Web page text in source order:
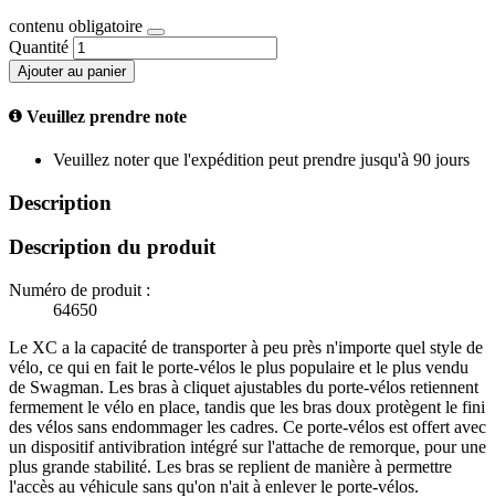
contenu obligatoire
Quantité
Ajouter au panier
Veuillez prendre note
Veuillez noter que l'expédition peut prendre jusqu'à 90 jours
Description
Description du produit
Numéro de produit :
64650
Le XC a la capacité de transporter à peu près n'importe quel style de
vélo, ce qui en fait le porte-vélos le plus populaire et le plus vendu
de Swagman. Les bras à cliquet ajustables du porte-vélos retiennent
fermement le vélo en place, tandis que les bras doux protègent le fini
des vélos sans endommager les cadres. Ce porte-vélos est offert avec
un dispositif antivibration intégré sur l'attache de remorque, pour une
plus grande stabilité. Les bras se replient de manière à permettre
l'accès au véhicule sans qu'on n'ait à enlever le porte-vélos.